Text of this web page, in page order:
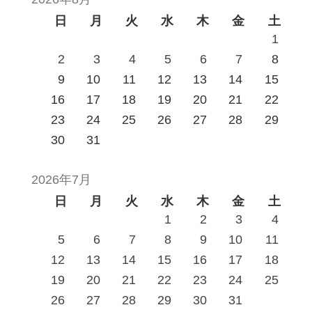
日
月 火 水 木 金
土
1
2
3 4 5 6 7
8
9
10 11 12 13 14
15
16
17 18 19 20 21
22
23
24 25 26 27 28
29
30
31
2026年7月
日
月 火 水 木 金
土
1
2 3
4
5
6 7 8 9 10
11
12
13 14 15 16 17
18
19
20 21 22 23 24
25
26
27 28 29 30 31